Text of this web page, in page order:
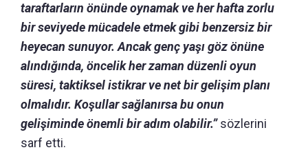
taraftarların önünde oynamak ve her hafta zorlu
bir seviyede mücadele etmek gibi benzersiz bir
heyecan sunuyor. Ancak genç yaşı göz önüne
alındığında, öncelik her zaman düzenli oyun
süresi, taktiksel istikrar ve net bir gelişim planı
olmalıdır. Koşullar sağlanırsa bu onun
gelişiminde önemli bir adım olabilir.”sözlerini
sarf etti.